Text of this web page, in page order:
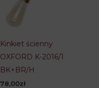
Kinkiet ścienny
OXFORD K-2016/1
BK+BR/H
78,00zł